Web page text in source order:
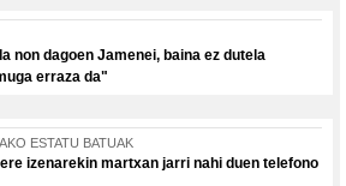
non dagoen Jamenei, baina ez dutela
erraza da"
ESTATU BATUAK
izenarekin martxan jarri nahi duen telefono